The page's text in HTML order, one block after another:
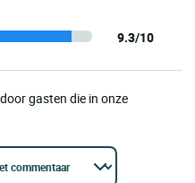
9.3/10
gasten die in onze